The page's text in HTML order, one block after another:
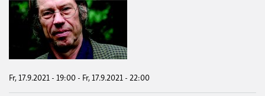
Fr, 17.9.2021 - 19:00- Fr, 17.9.2021 - 22:00